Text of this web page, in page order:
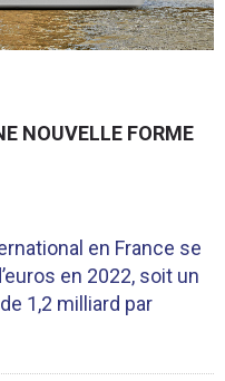
NOUVELLE FORME
en France se
en 2022, soit un
1,2 milliard par